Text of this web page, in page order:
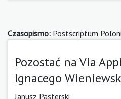
Czasopismo: Postscriptum
Pozostać na Via
Ignacego
Janusz Pasterski